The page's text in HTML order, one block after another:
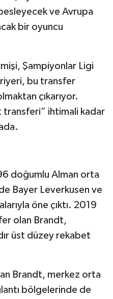
ve Avrupa
bir oyuncu
Şampiyonlar Ligi
bu transfer
çıkarıyor.
transferi” ihtimali kadar
doğumlu Alman orta
Bayer Leverkusen ve
öne çıktı. 2019
olan Brandt,
üst düzey rekabet
Brandt, merkez orta
bölgelerinde de